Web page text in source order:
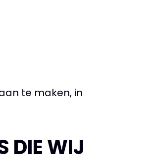
te maken, in
DIE WIJ